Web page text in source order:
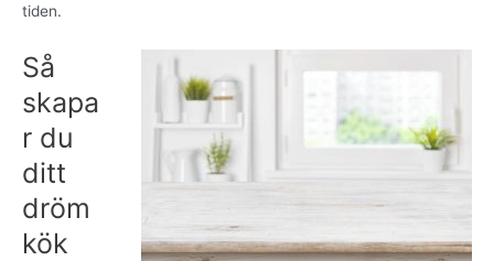
tiden.
Så
skapa
r du
ditt
dröm
kök